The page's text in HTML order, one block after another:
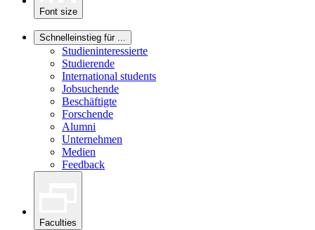
Font size
Schnelleinstieg für ...
Studieninteressierte
Studierende
International students
Jobsuchende
Beschäftigte
Forschende
Alumni
Unternehmen
Medien
Feedback
Faculties